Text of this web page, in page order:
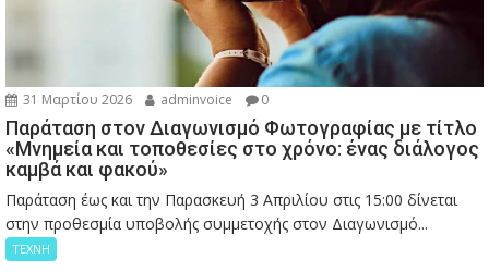
31 Μαρτίου 2026 adminvoice 0
Παράταση στον Διαγωνισμό Φωτογραφίας με τίτλο
«Μνημεία και τοποθεσίες στο χρόνο: ένας διάλογος
καμβά και φακού»
Παράταση έως και την Παρασκευή 3 Απριλίου στις 15:00 δίνεται
στην προθεσμία υποβολής συμμετοχής στον Διαγωνισμό...
ΤΕΧΝΗ